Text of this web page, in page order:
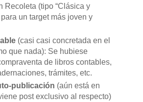
Recoleta (tipo “Clásica y
para un target más joven y
(casi casi concretada en el
que nada): Se hubiese
de libros contables,
trámites, etc.
publicación (aún está en
post exclusivo al respecto)